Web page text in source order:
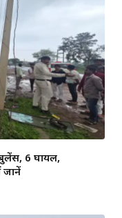
6 घायल,
जानें